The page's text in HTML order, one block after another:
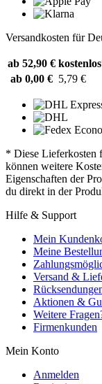
Versandkosten für
ab 52,90 €
ab 0,00 € 5,79 €
* Diese Lieferkosten
können weitere
Eigenschaften der
du direkt in der
Hilfe & Support
Mein
Meine
Versand &
Aktionen &
Weitere
Firmenkunden
Mein Konto
Anmelden